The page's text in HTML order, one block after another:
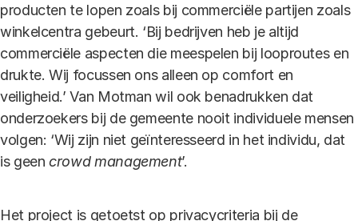
producten te lopen zoals bij commerciële partijen zoals
winkelcentra gebeurt. ‘Bij bedrijven heb je altijd
commerciële aspecten die meespelen bij looproutes en
drukte. Wij focussen ons alleen op comfort en
veiligheid.’ Van Motman wil ook benadrukken dat
onderzoekers bij de gemeente nooit individuele mensen
volgen: ‘Wij zijn niet geïnteresseerd in het individu, dat
is geencrowd management’.
Het project is getoetst op privacycriteria bij de